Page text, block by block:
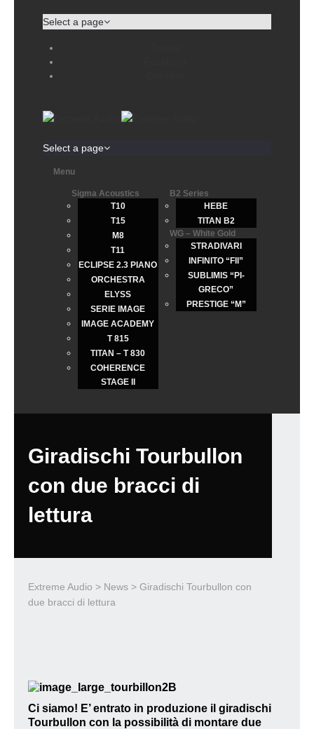
Select a page
Select a page
Menu
Sigma Acoustics
T10
T15
M8
T11
ECLIPSE 2.3 PIANO
ORCHESTRA
ELYSS
SERIE IMAGE
IMAGE ACADEMY
T 815
TITAN – T 830
COHERENCE
STAGE II
B2 Series
HEBE
TITAN B2
WG – White Gold
STRADIVARI
INFINITO “FII”
SUBLIMIS “PI-
GRECO”
PRESTIGE “M”
Giradischi Tourbullon
con due bracci di
lettura
Extreme Audio > News > Giradischi Tourbullon con
due bracci di lettura
Ci siamo! E’ entrato in produzione il giradischi
Tourbullon con la possibilità di montare due